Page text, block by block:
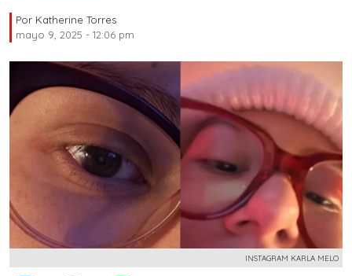
Por Katherine Torres
mayo 9, 2025 - 12:06 pm
INSTAGRAM KARLA MELO